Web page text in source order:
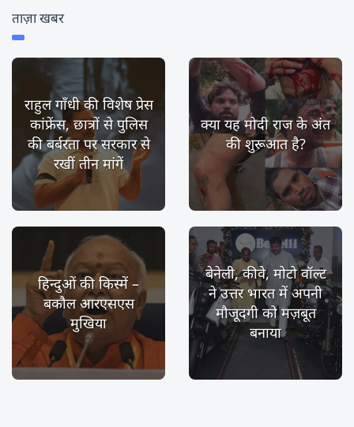
ताज़ा खबर
राहुल गाँधी की विशेष प्रेस
कांफ्रेंस, छात्रों से पुलिस
की बर्बरता पर सरकार से
रखीं तीन मांगें
क्या यह मोदी राज के अंत
की शुरूआत है?
हिन्दुओं की किस्में –
बकौल आरएसएस
मुखिया
बेनेली, कीवे, मोटो वॉल्ट
ने उत्तर भारत में अपनी
मौजूदगी को मज़बूत
बनाया